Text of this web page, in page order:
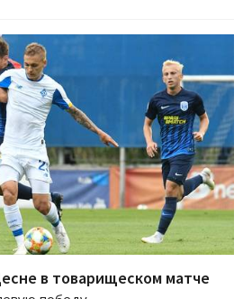
в товарищеском матче